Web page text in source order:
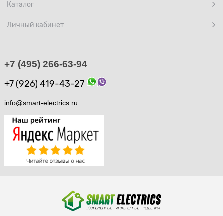
Каталог
Личный кабинет
+7 (495) 266-63-94
+7 (926) 419-43-27
info@smart-electrics.ru